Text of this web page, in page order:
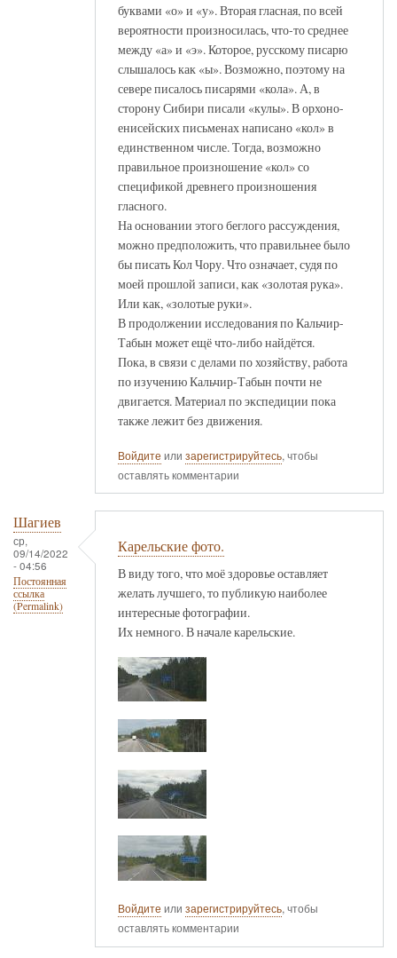
буквами «о» и «у». Вторая гласная, по всей
вероятности произносилась, что-то среднее
между «а» и «э». Которое, русскому писарю
слышалось как «ы». Возможно, поэтому на
севере писалось писарями «кола». А, в
сторону Сибири писали «кулы». В орхоно-
енисейских письменах написано «кол» в
единственном числе. Тогда, возможно
правильное произношение «кол» со
спецификой древнего произношения
гласного.
На основании этого беглого рассуждения,
можно предположить, что правильнее было
бы писать Кол Чору. Что означает, судя по
моей прошлой записи, как «золотая рука».
Или как, «золотые руки».
В продолжении исследования по Кальчир-
Табын может ещё что-либо найдётся.
Пока, в связи с делами по хозяйству, работа
по изучению Кальчир-Табын почти не
двигается. Материал по экспедиции пока
также лежит без движения.
Войдите или зарегистрируйтесь, чтобы
оставлять комментарии
Шагиев
ср,
09/14/2022
- 04:56
Постоянная
ссылка
(Permalink)
Карельские фото.
В виду того, что моё здоровье оставляет
желать лучшего, то публикую наиболее
интересные фотографии.
Их немного. В начале карельские.
Войдите или зарегистрируйтесь, чтобы
оставлять комментарии